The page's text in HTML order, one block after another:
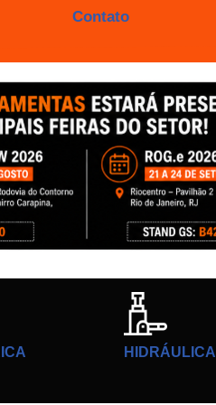
Contato
HIDRÁULICA